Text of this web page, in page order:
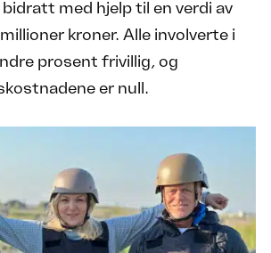
med hjelp til en verdi av
kroner. Alle involverte i
prosent frivillig, og
er null.